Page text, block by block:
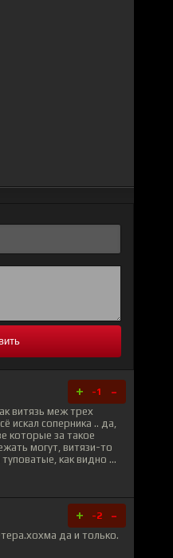
+ -1 -
витязь меж трех
искал соперника .. да,
которые за такое
могут, витязи-то
как видно ...
+ -2 -
да и только.